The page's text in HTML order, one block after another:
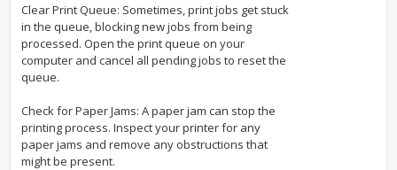
Clear Print Queue: Sometimes, print jobs get stuck
in the queue, blocking new jobs from being
processed. Open the print queue on your
computer and cancel all pending jobs to reset the
queue.
Check for Paper Jams: A paper jam can stop the
printing process. Inspect your printer for any
paper jams and remove any obstructions that
might be present.